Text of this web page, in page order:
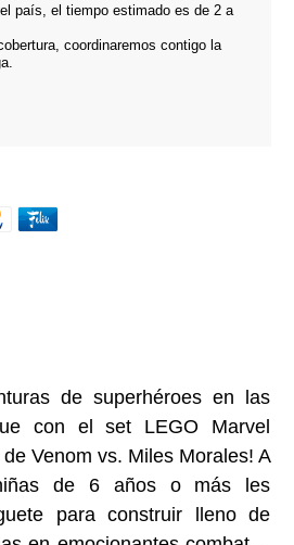
país, el tiempo estimado es de 2 a
coordinaremos contigo la
de superhéroes en las
con el set LEGO Marvel
Venom vs. Miles Morales! A
de 6 años o más les
para construir lleno de